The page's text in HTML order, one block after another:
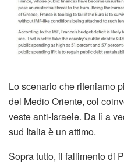
Lo scenario che riteniamo
del Medio Oriente, col
veste anti-Israele. Da lì a
sud Italia è un attimo.
Sopra tutto, il fallimento di